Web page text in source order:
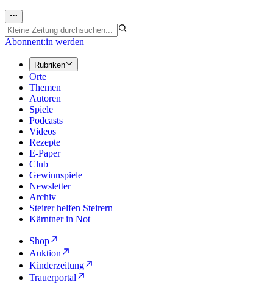
Abonnent:in werden
Rubriken
Orte
Themen
Autoren
Spiele
Podcasts
Videos
Rezepte
E-Paper
Club
Gewinnspiele
Newsletter
Archiv
Steirer helfen Steirern
Kärntner in Not
Shop
Auktion
Kinderzeitung
Trauerportal